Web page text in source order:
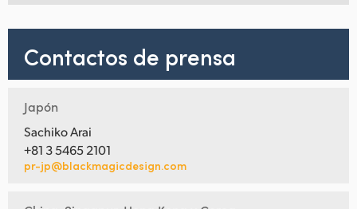
Contactos de prensa
Japón
Sachiko Arai
+81 3 5465 2101
pr-jp@blackmagicdesign.com